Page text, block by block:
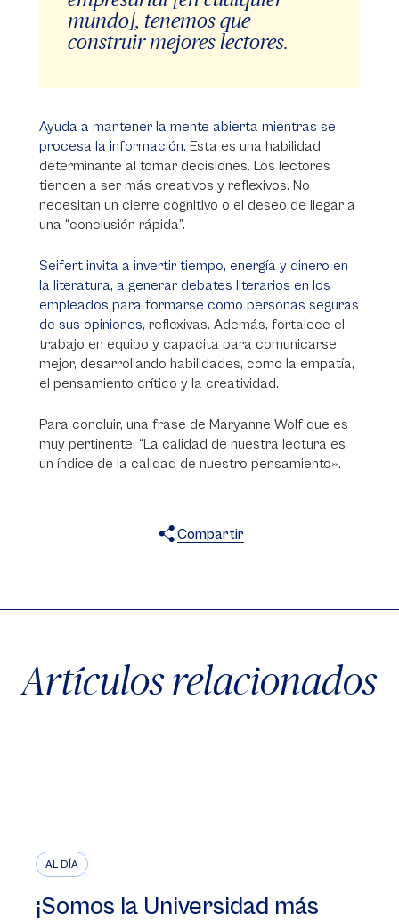
mundo], tenemos que
construir mejores lectores.
Ayuda a mantener la mente abierta mientras se
procesa la información. Esta es una habilidad
determinante al tomar decisiones. Los lectores
tienden a ser más creativos y reflexivos. No
necesitan un cierre cognitivo o el deseo de llegar a
una “conclusión rápida”.
Seifert invita a invertir tiempo, energía y dinero en
la literatura, a generar debates literarios en los
empleados para formarse como personas seguras
de sus opiniones, reflexivas. Además, fortalece el
trabajo en equipo y capacita para comunicarse
mejor, desarrollando habilidades, como la empatía,
el pensamiento crítico y la creatividad.
Para concluir, una frase de Maryanne Wolf que es
muy pertinente: “La calidad de nuestra lectura es
un índice de la calidad de nuestro pensamiento».
Compartir
Artículos relacionados
AL DÍA
¡Somos la Universidad más